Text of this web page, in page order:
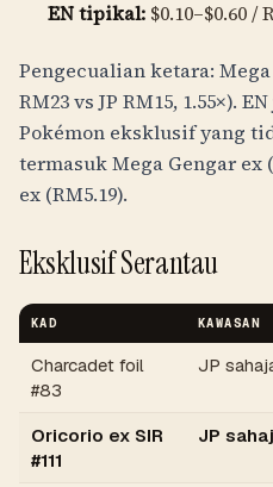
EN tipikal: $0.10–$0.60 /
Pengecualian ketara:
RM23vs JP RM15, 1.55×).
Pokémon eksklusif yang
termasuk Mega Gengar ex (
ex (RM5.19).
Eksklusif Serantau
KAD KAWASAN
Charcadet foil
#83
JP
Oricorio ex SIR
#111
JP